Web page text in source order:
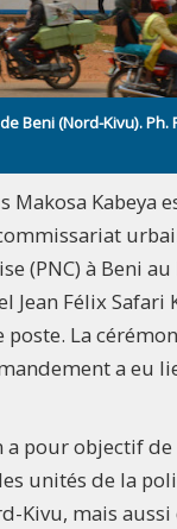
Beni (Nord-Kivu).
Makosa Kabeya
(PNC) à Beni
Jean Félix Safari
poste. La
a eu
a pour objectif
unités de la
Kivu, mais